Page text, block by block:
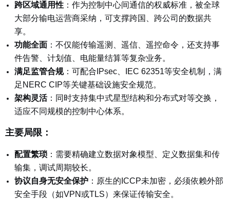
跨区域通用性 ：作为控制中心间通信的权威标准，被全球
大部分输电运营商采纳，可支撑跨国、跨公司的数据共
享。
功能全面 ：不仅能传输遥测、遥信、遥控命令，还支持事
件告警、计划值、电能量结算等复杂业务。
满足监管合规：可配合IPsec、IEC 62351等安全机制，满
足NERC CIP等关键基础设施安全规范。
架构灵活：同时支持集中式星型结构和分布式对等交换，
适应不同规模的控制中心体系。
主要局限：
配置繁琐 ：需要精确建立数据对象模型、定义数据集和传
输集，调试周期较长。
协议自身无安全保护 ：原生的ICCP未加密，必须依赖外部
安全手段（如VPN或TLS）来保证传输安全。